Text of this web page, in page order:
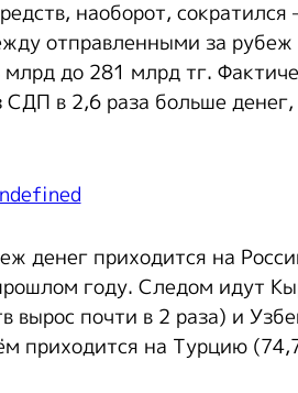
наоборот,
отправленными за
до 281 млрд тг.
в 2,6 раза больше
денег приходится на
году. Следом идут
вырос почти в 2 раза) и
приходится на Турцию